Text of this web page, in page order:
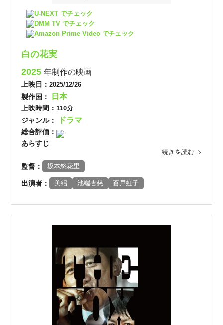
U-NEXT でチェック
DMM TV でチェック
Amazon Prime Video でチェック
白の花実
2025年制作の映画
上映日：2025/12/26
製作国： 日本
上映時間： 110分
ジャンル： ドラマ
総合評価： -
あらすじ
続きを読む
監督： 坂本悠花里
出演者： 美絽 池端杏慈 蒼戸虹子